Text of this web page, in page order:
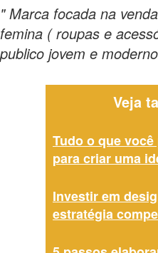
" Marca focada na
femina ( roupas e
publico jovem e
Veja
Tudo o que
para criar uma
Investir em
estratégia